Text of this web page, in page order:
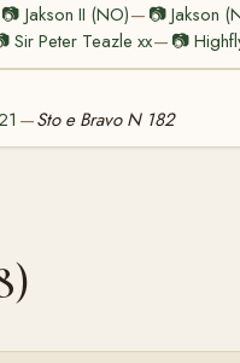
📷 Jakson II (NO)— 📷Jakson
Sir Peter Teazle xx— 📷
—Sto e Bravo N 182